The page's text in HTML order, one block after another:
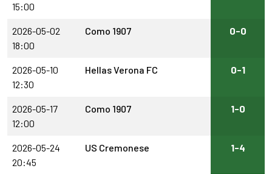
15:00
2026-05-02
18:00
Como 1907 0-0
2026-05-10
12:30
Hellas Verona FC 0-1
2026-05-17
12:00
Como 1907 1-0
2026-05-24
20:45
US Cremonese 1-4